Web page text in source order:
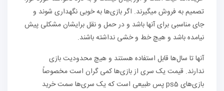
تصمیم به فروش میگیرند. اگر بازی‌ها به خوبی نگهداری شوند و
جای مناسبی برای آنها باشد و در حمل و نقل برایشان مشکلی پیش
نیامده باشد و هیچ خط و خشی نداشته باشند.
آنها تا سال‌ها قابل استفاده هستند و هیچ محدودیت بازی
ندارند. قیمت یک سری از بازی‌ها کمی گران است مخصوصاً
بازی‌های ps5 پس طبیعی است که یک سری‌ها سمت خرید